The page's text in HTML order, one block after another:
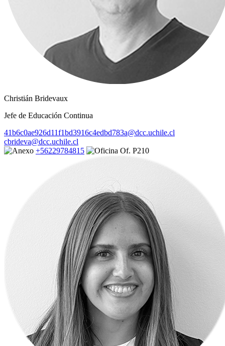
Christián Bridevaux
Jefe de Educación Continua
41b6c0ae926d11f1bd3916c4edbd783a@dcc.uchile.cl
cbrideva@dcc.uchile.cl
+56229784815
Of. P210